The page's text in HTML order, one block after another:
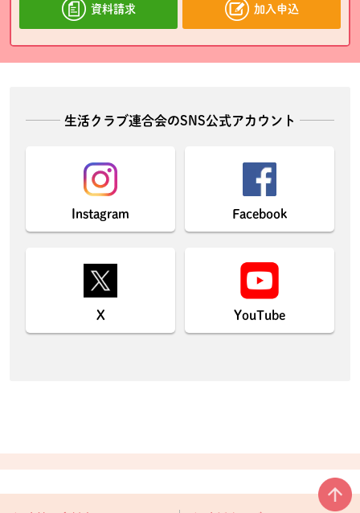
資料請求 加入申込
生活クラブ連合会のSNS公式アカウント
Instagram Facebook
X YouTube